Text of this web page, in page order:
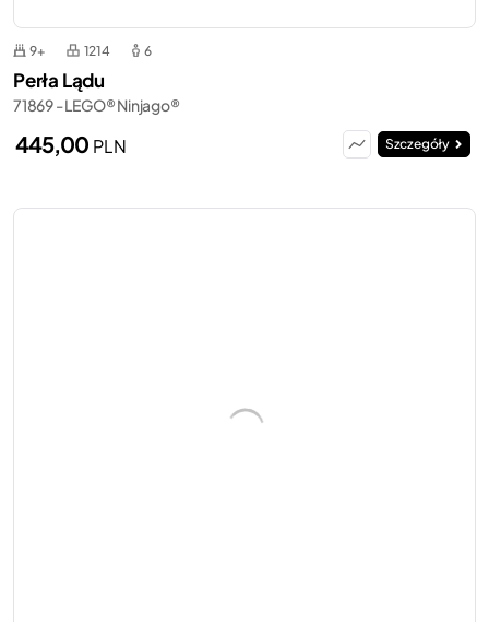
9+ 1214 6
Perła Lądu
71869 - LEGO® Ninjago®
445,00 PLN Szczegóły